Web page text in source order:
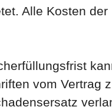
Alle Kosten
vom Vertrag